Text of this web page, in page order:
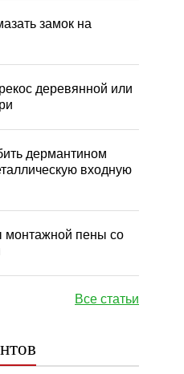
замок на
деревянной или
дермантином
входную
монтажной пены со
Все статьи